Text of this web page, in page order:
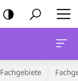
Fachgebiete